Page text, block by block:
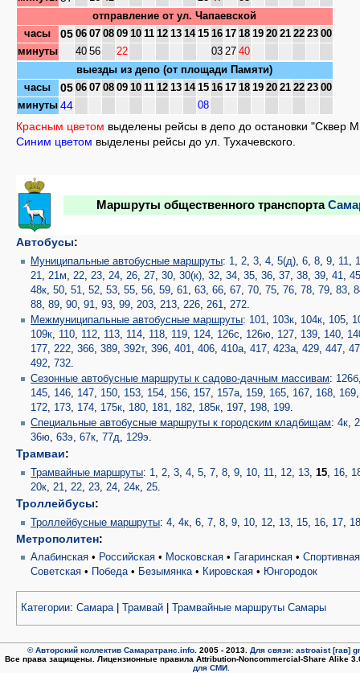
отправление от ул. Чапаевской
часы
05 06 07 08 09 10 11 12 13 14 15 16 17 18 19 20 21 22 23 00
минуты
40 56 22 03 27 40
выезды из депо (от площади Памяти)
часы
05 06 07 08 09 10 11 12 13 14 15 16 17 18 19 20 21 22 23 00
минуты 44 08
Красным цветом выделены рейсы в депо до остановки "Сквер
Синим цветом выделены рейсы до ул. Тухачевского.
Маршруты общественного транспорта
Автобусы:
Муниципальные автобусные маршруты: 1 2 ,3 ,4 ,5(д) ,6 ,8 ,9 11
21
21м 22 23 24 26 27 ,30 ,30(к) ,32 ,34 ,35 ,36 ,37 ,38 ,39 ,41 ,
48к ,50 ,51 ,52 ,53 ,55 ,56 ,59 ,61 ,63 ,66 ,67 ,70 ,75 ,76 ,78 ,79 ,83 ,
88 ,89 ,90 ,91 ,93 ,99 203 213 226 261 272
Межмуниципальные автобусные маршруты: 101 103к 104к 105
109к
110 112 113 114 118 119 124 126с 126ю 127 139 140
177
222 ,366 ,389 ,392т,396 ,401 ,406 ,410а ,417 ,423а ,429 ,447 ,
492 ,732
Сезонные автобусные маршруты к садово-дачным массивам: 126б
145, 146, 147, 150, 153, 154, 156, 157, 157а, 159, 165, 167, 168, 169
172, 173, 174, 175к, 180, 181, 182, 185к, 197, 198, 199.
Специальные автобусные маршруты к городским кладбищам:4к,
36ю,63э,67к, 77д, 129э.
Трамваи:
Трамвайные маршруты: 1 2 ,3 ,4 ,5 ,7 ,8 ,9 10 11 12 13 ,15 16
20к
21 22 23 24 24к 25
Троллейбусы:
Троллейбусные маршруты:4 ,4к ,6 ,7 ,8 ,9 10 12 13 15 16 17
Метрополитен:
Алабинская • Российская • Московская • Гагаринская •Спортивная
Советская • Победа• Безымянка• Кировская • Юнгородок
Категории: Самара Трамвай Трамвайные маршруты Самары
© Авторский коллектив Самаратранс.info . 2005 - 2013. Для связи: astroaist [гав]
Все права защищены. Лицензионные правила Attribution-Noncommercial-Share Alike
для СМИ.